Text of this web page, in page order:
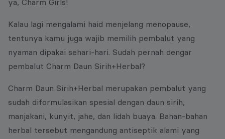
ya, Charm Girls!
Kalau lagi mengalami haid menjelang menopause,
tentunya kamu juga wajib memilih pembalut yang
nyaman dipakai sehari-hari. Sudah pernah dengar
pembalut Charm Daun Sirih+Herbal?
Charm Daun Sirih+Herbal merupakan pembalut yang
sudah diformulasikan spesial dengan daun sirih,
manjakani, kunyit, jahe, dan lidah buaya. Bahan-bahan
herbal tersebut mengandung antiseptik alami yang